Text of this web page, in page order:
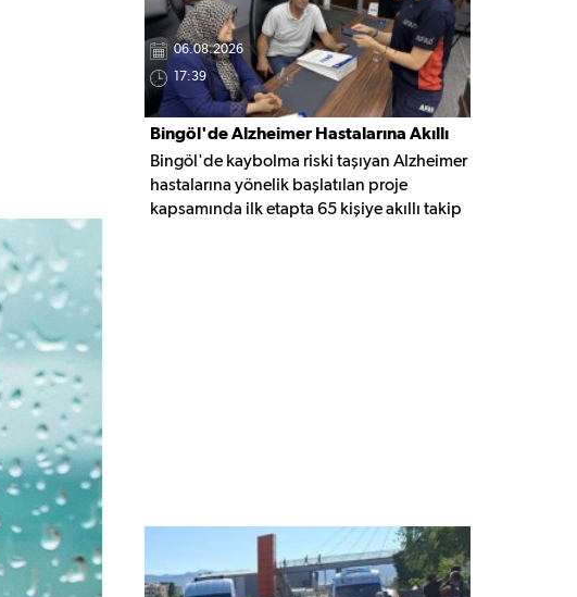
inceleme yapması çağrısı yapıldı.
06.08.2026
17:39
Bingöl'de Alzheimer Hastalarına Akıllı
Takip Desteği
Bingöl'de kaybolma riski taşıyan Alzheimer
hastalarına yönelik başlatılan proje
kapsamında ilk etapta 65 kişiye akıllı takip